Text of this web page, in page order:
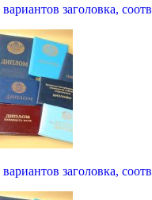
вариантов заголовка,
вариантов заголовка,